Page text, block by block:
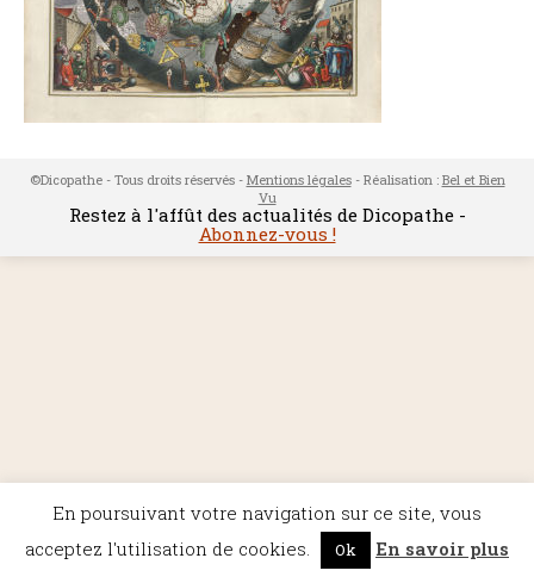
©Dicopathe - Tous droits réservés - Mentions légales- Réalisation : Bel et Bien
Vu
Restez à l'affût des actualités de Dicopathe -
Abonnez-vous !
En poursuivant votre navigation sur ce site, vous
acceptez l'utilisation de cookies.
Ok En savoir plus